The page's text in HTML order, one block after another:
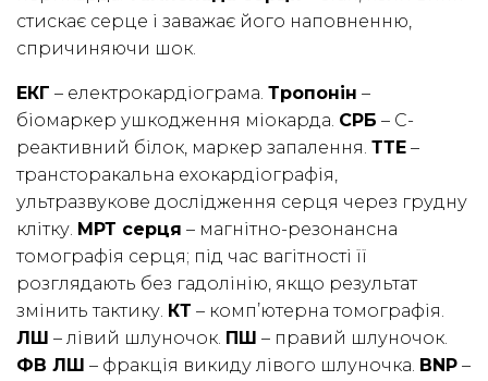
стискає серце і заважає його наповненню,
спричиняючи шок.
ЕКГ – електрокардіограма. Тропонін –
біомаркер ушкодження міокарда. СРБ – C-
реактивний білок, маркер запалення. ТТЕ –
трансторакальна ехокардіографія,
ультразвукове дослідження серця через грудну
клітку. МРТ серця – магнітно-резонансна
томографія серця; під час вагітності її
розглядають без гадолінію, якщо результат
змінить тактику. КТ – комп’ютерна томографія.
ЛШ – лівий шлуночок. ПШ – правий шлуночок.
ФВ ЛШ – фракція викиду лівого шлуночка. BNP –